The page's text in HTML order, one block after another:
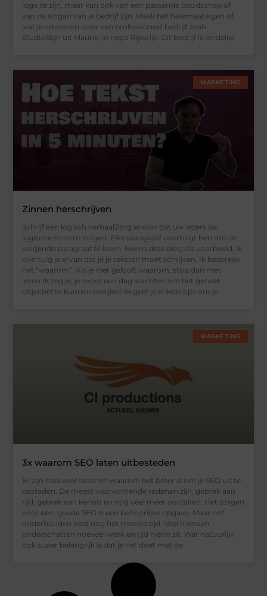
logo te zijn, maar kan ook van een passende boodschap of
van de slogan van je bedrijf zijn. Maak het helemaal eigen of
laat je adviseren door een professioneel bedrijf zoals
StudioSign uit Maurik, in regio Rijswijk. Dit bedrijf is landelijk
MARKETING
Zinnen herschrijven
Schrijf een logisch verhaalZorg ervoor dat uw lezers de
logische stroom volgen. Elke paragraaf overtuigt hen om de
volgende paragraaf te lezen. Neem deze blog als voorbeeld. Ik
overtuig je ervan dat je je teksten moet schrijven. Ik bespreek
het “waarom”. Als je niet gelooft waarom, stop dan met
lezen.Ik zeg je, je moet een dag wachten om het geheel
objectief te kunnen bekijken.Ik geef je enkele tips om je
MARKETING
3x waarom SEO laten uitbesteden
Er zijn heel veel redenen waarom het beter is om je SEO uit te
besteden. De meest voorkomende redenen zijn, gebrek aan
tijd, gebrek aan kennis en nog veel meer oorzaken. Het zorgen
voor een goede SEO is een behoorlijke opgave. Maar het
onderhouden kost nog het meeste tijd. Veel mensen
onderschatten hoeveel werk en tijd hierin zit. Wat natuurlijk
ook super belangrijk is dat je het doet met de